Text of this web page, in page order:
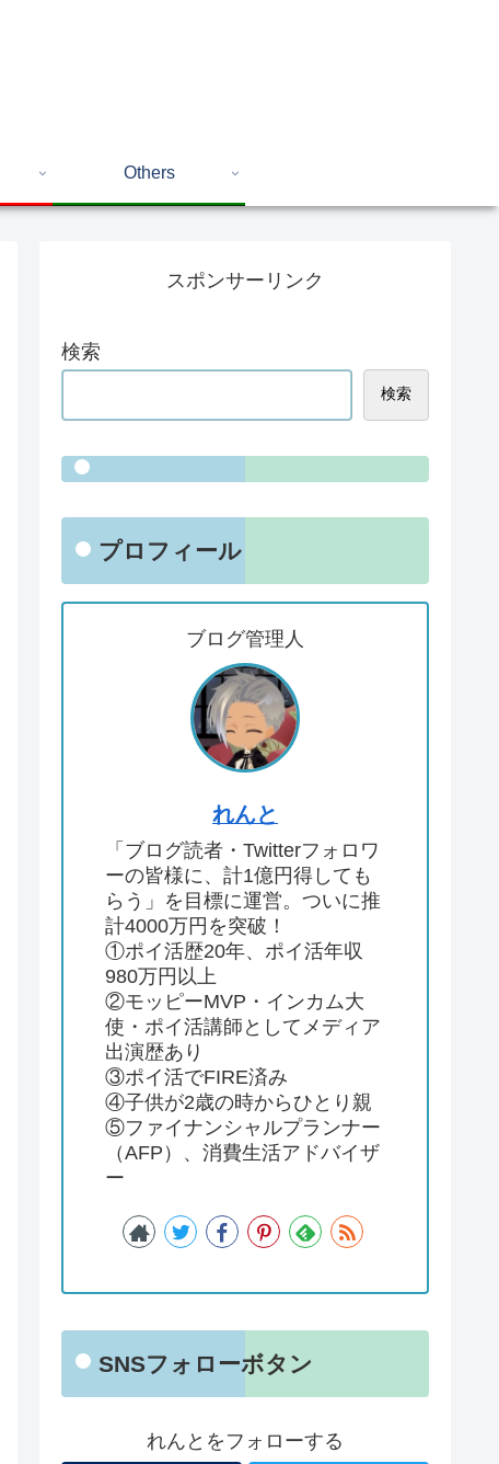
Others
スポンサーリンク
検索
検索
プロフィール
ブログ管理人
れんと
「ブログ読者・Twitterフォロワ
ーの皆様に、計1億円得しても
らう」を目標に運営。ついに推
計4000万円を突破！
①ポイ活歴20年、ポイ活年収
980万円以上
②モッピーMVP・インカム大
使・ポイ活講師としてメディア
出演歴あり
③ポイ活でFIRE済み
④子供が2歳の時からひとり親
⑤ファイナンシャルプランナー
（AFP）、消費生活アドバイザ
ー
SNSフォローボタン
れんとをフォローする